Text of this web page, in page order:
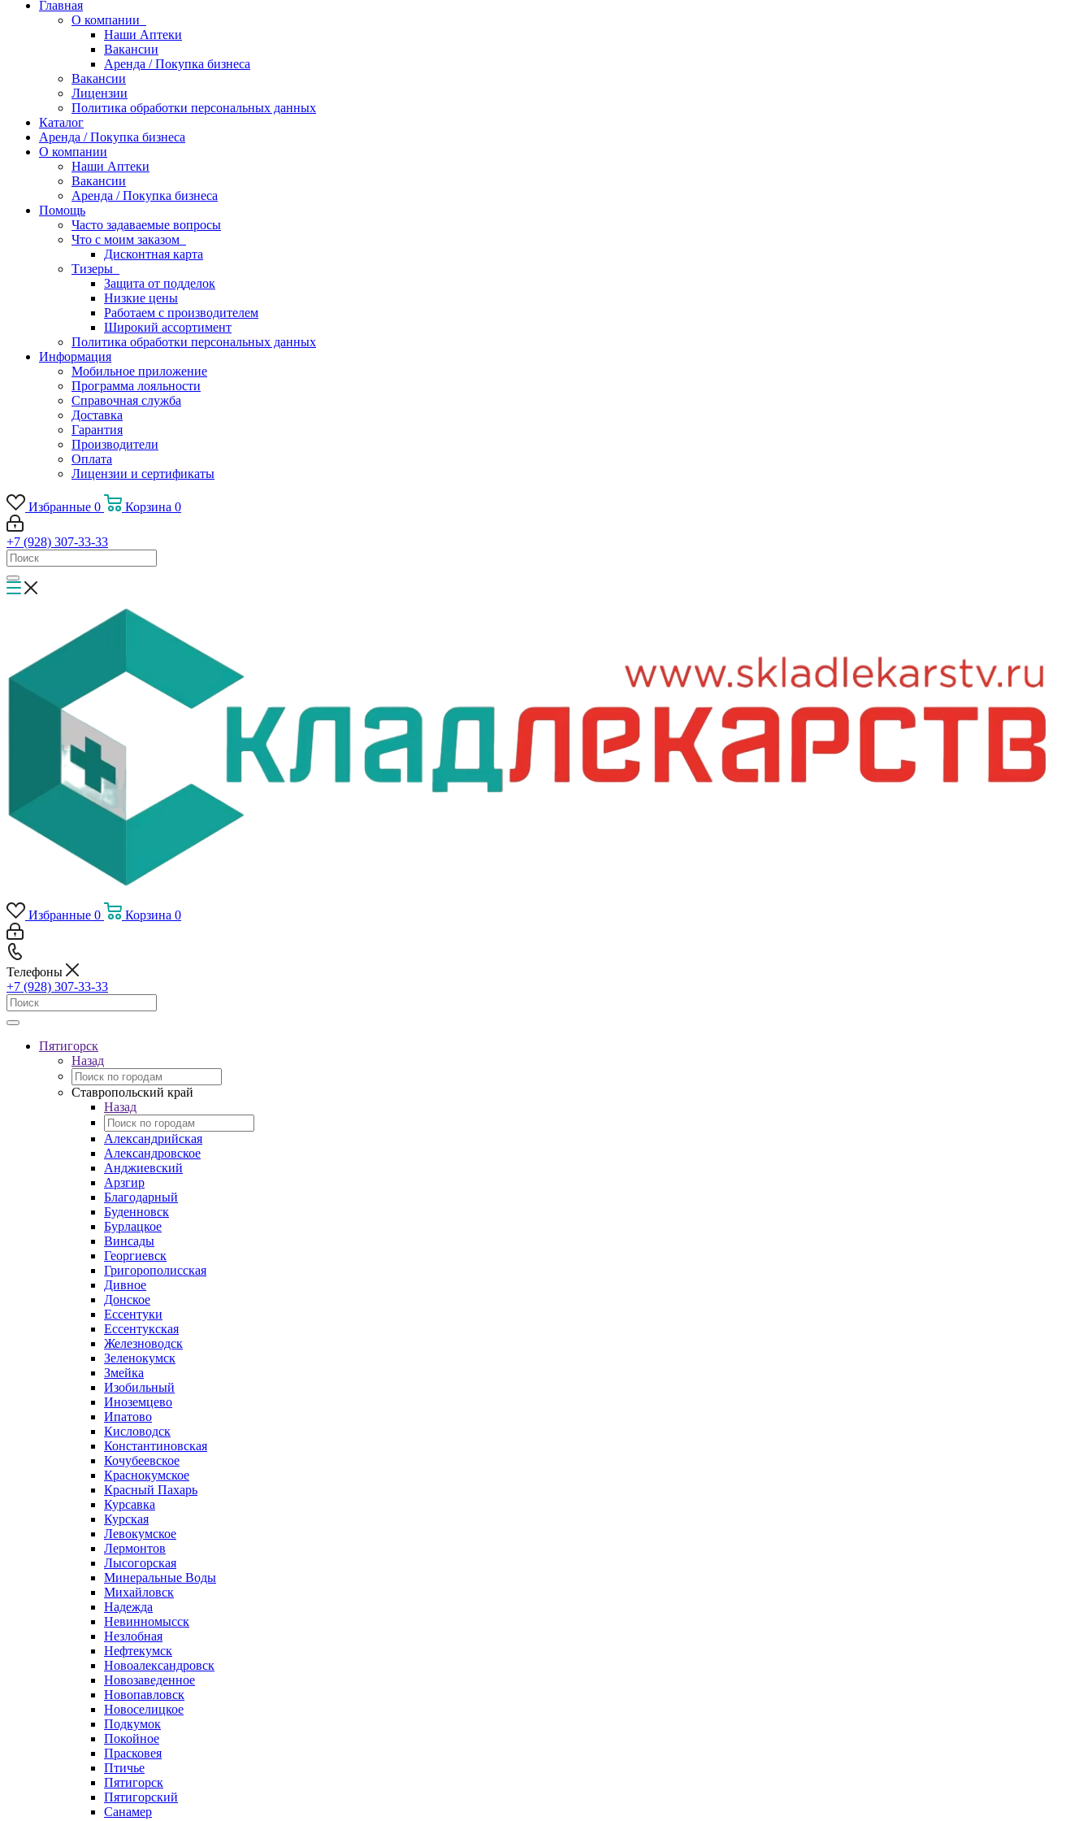
Главная
О компании
Наши Аптеки
Вакансии
Аренда / Покупка бизнеса
Вакансии
Лицензии
Политика обработки персональных данных
Каталог
Аренда / Покупка бизнеса
О компании
Наши Аптеки
Вакансии
Аренда / Покупка бизнеса
Помощь
Часто задаваемые вопросы
Что с моим заказом
Дисконтная карта
Тизеры
Защита от подделок
Низкие цены
Работаем с производителем
Широкий ассортимент
Политика обработки персональных данных
Информация
Мобильное приложение
Программа лояльности
Справочная служба
Доставка
Гарантия
Производители
Оплата
Лицензии и сертификаты
Избранные 0 Корзина 0
+7 (928) 307-33-33
Избранные 0 Корзина 0
Телефоны
+7 (928) 307-33-33
Пятигорск
Назад
Ставропольский край
Назад
Александрийская
Александровское
Анджиевский
Арзгир
Благодарный
Буденновск
Бурлацкое
Винсады
Георгиевск
Григорополисская
Дивное
Донское
Ессентуки
Ессентукская
Железноводск
Зеленокумск
Змейка
Изобильный
Иноземцево
Ипатово
Кисловодск
Константиновская
Кочубеевское
Краснокумское
Красный Пахарь
Курсавка
Курская
Левокумское
Лермонтов
Лысогорская
Минеральные Воды
Михайловск
Надежда
Невинномысск
Незлобная
Нефтекумск
Новоалександровск
Новозаведенное
Новопавловск
Новоселицкое
Подкумок
Покойное
Прасковея
Птичье
Пятигорск
Пятигорский
Санамер